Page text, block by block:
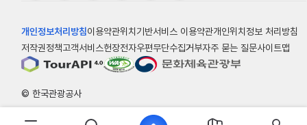
개인정보처리방침이용약관위치기반서비스 이용약관개인위치정보 처리방침
저작권정책고객서비스헌장전자우편무단수집거부자주 묻는 질문사이트맵
© 한국관광공사